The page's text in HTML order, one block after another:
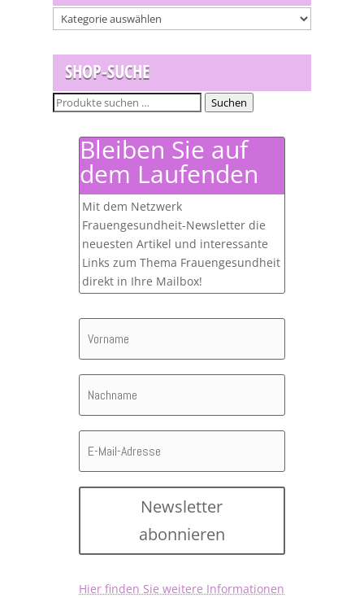
SHOP-SUCHE
Suchen
Suchen
Bleiben Sie auf
dem Laufenden
Mit dem Netzwerk
Frauengesundheit-Newsletter die
neuesten Artikel und interessante
Links zum Thema Frauengesundheit
direkt in Ihre Mailbox!
Newsletter
abonnieren
Hier finden Sie weitere Informationen